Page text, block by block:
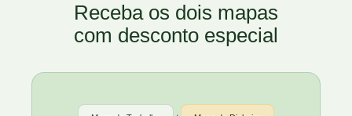
Receba os dois mapas
com desconto especial